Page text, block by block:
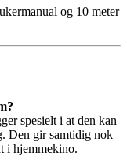
og 10 meter
spesielt i at den kan
Den gir samtidig nok
i hjemmekino.